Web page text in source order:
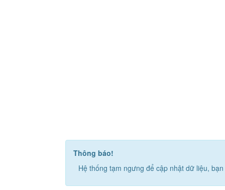
Thông báo!
Hệ thống tạm ngưng để cập nhật dữ liệu,